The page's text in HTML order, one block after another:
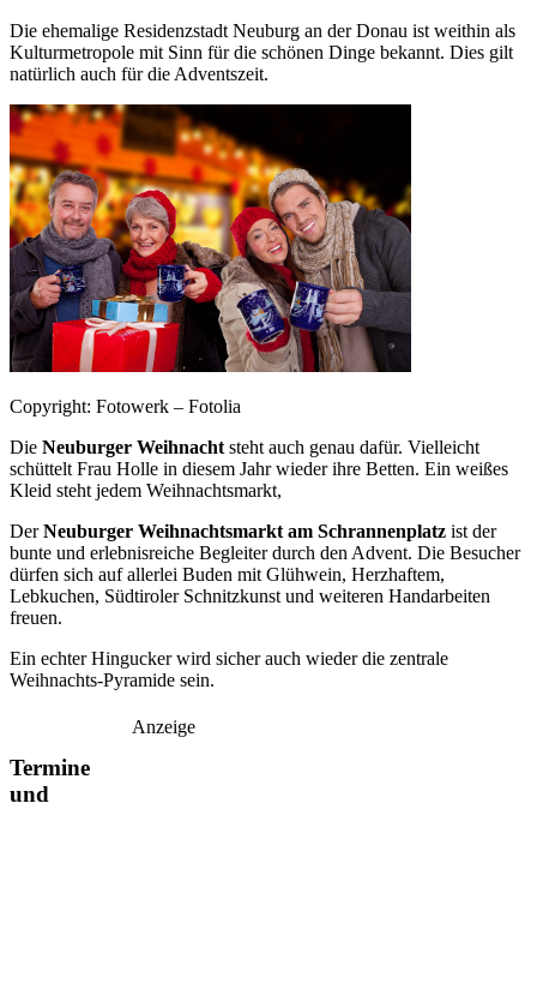
Die ehemalige Residenzstadt Neuburg an der Donau ist weithin als
Kulturmetropole mit Sinn für die schönen Dinge bekannt. Dies gilt
natürlich auch für die Adventszeit.
Copyright: Fotowerk – Fotolia
Die Neuburger Weihnacht steht auch genau dafür. Vielleicht
schüttelt Frau Holle in diesem Jahr wieder ihre Betten. Ein weißes
Kleid steht jedem Weihnachtsmarkt,
DerNeuburger Weihnachtsmarkt am Schrannenplatz ist der
bunte und erlebnisreiche Begleiter durch den Advent. Die Besucher
dürfen sich auf allerlei Buden mit Glühwein, Herzhaftem,
Lebkuchen, Südtiroler Schnitzkunst und weiteren Handarbeiten
freuen.
Ein echter Hingucker wird sicher auch wieder die zentrale
Weihnachts-Pyramide sein.
Anzeige
Termine
und